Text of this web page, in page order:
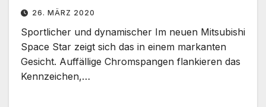
26. MÄRZ 2020
Sportlicher und dynamischer Im neuen Mitsubishi
Space Star zeigt sich das in einem markanten
Gesicht. Auffällige Chromspangen flankieren das
Kennzeichen,…